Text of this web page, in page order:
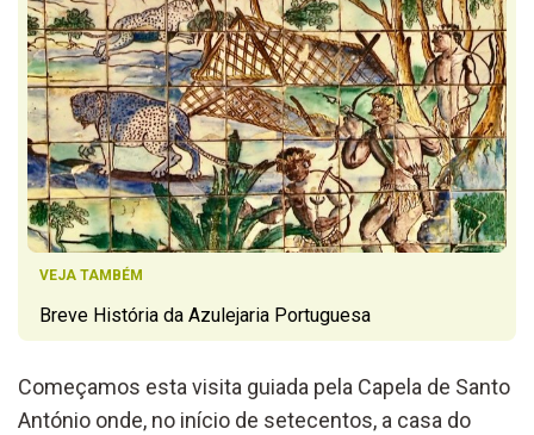
VEJA TAMBÉM
Breve História da Azulejaria Portuguesa
Começamos esta visita guiada pela Capela de Santo
António onde, no início de setecentos, a casa do